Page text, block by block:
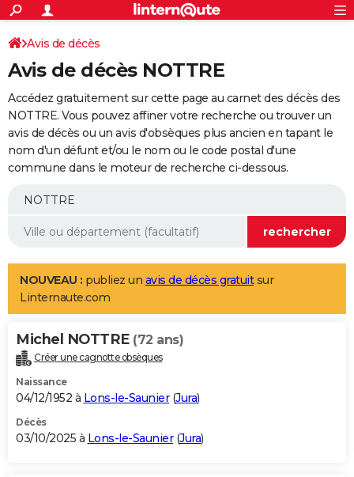
ACTUALITÉS
Politique
Société
Faits Divers
Education
Monde
Villes
+
SPORT
Coupe du monde 2026
Football
Tennis
Cyclisme
Rugby
Forum
Programme TV
TNT
Streaming
Cinéma
Sorties cinéma
Musique
+
FINANCE
Retraite
Epargne
Immobilier
Risques naturels par ville
Banque
Assurance
AUTO
Essais
Réserver un essai
Citadines
Berlines
SUV
Forum auto
+
Mobiles
Meilleur smartphone
Internet
Ordinateurs
Jeux vidéo
Guide high-tech
Aménagement intérieur
LIFESTYLE
Art de vivre
Bien-être
Loisirs
Mode
Modes de vie
Alimentation
Guide de la santé
Maladies
Médicaments
Sommeil
VOYAGE
Destinations
City break
Voyage nature
Voyage de noces
Forum
Climat
+PHOTO
GUIDES D'ACHAT
BONS PLANS
Avis de décès
Avis de décès NOTTRE
Accédez gratuitement sur cette page au carnet des décès des
NOTTRE. Vous pouvez affiner votre recherche ou trouver un
avis de décès ou un avis d'obsèques plus ancien en tapant le
nom d'un défunt et/ou le nom ou le code postal d'une
commune dans le moteur de recherche ci-dessous.
NOUVEAU : publiez un avis de décès gratuitsur
Linternaute.com
Michel NOTTRE (72 ans)
Créer une cagnotte obsèques
Naissance
04/12/1952 à Lons-le-Saunier(Jura)
Décès
03/10/2025 à Lons-le-Saunier(Jura)